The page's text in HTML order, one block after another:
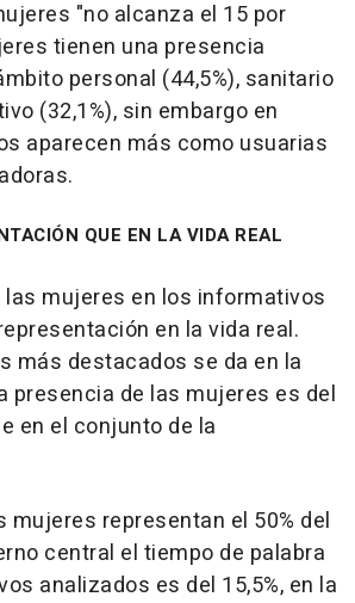
"no alcanza el 15 por
tienen una presencia
personal (44,5%), sanitario
(32,1%), sin embargo en
aparecen más como usuarias
QUE EN LA VIDA REAL
las mujeres en los informativos
en la vida real.
más destacados se da en la
presencia de las mujeres es del
en el conjunto de la
mujeres representan el 50% del
central el tiempo de palabra
analizados es del 15,5%, en la